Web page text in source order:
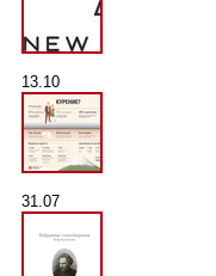
13.10
31.07